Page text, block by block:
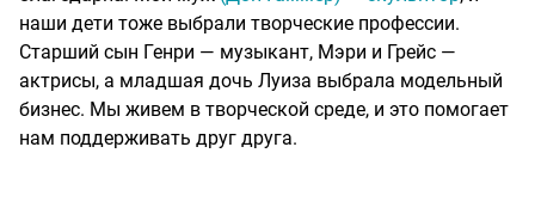
наши дети тоже выбрали творческие профессии.
Старший сын Генри — музыкант, Мэри и Грейс —
актрисы, а младшая дочь Луиза выбрала модельный
бизнес. Мы живем в творческой среде, и это помогает
нам поддерживать друг друга.